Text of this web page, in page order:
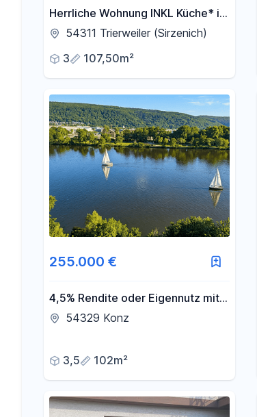
Herrliche Wohnung INKL Küche* in
Trierweiler
54311 Trierweiler (Sirzenich)
3
107,50m²
255.000 €
4,5% Rendite oder Eigennutz mit
Traumblick
54329 Konz
3,5 102m²